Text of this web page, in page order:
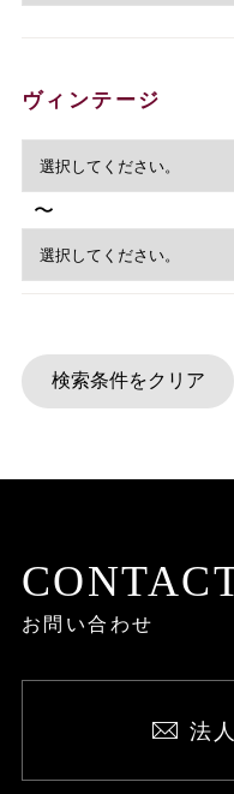
ヴィンテージ
〜
お問い合わせ
法